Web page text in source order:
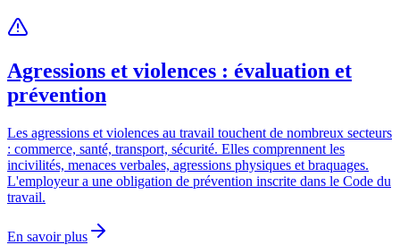
Agressions et violences : évaluation et
prévention
Les agressions et violences au travail touchent de nombreux secteurs
: commerce, santé, transport, sécurité. Elles comprennent les
incivilités, menaces verbales, agressions physiques et braquages.
L'employeur a une obligation de prévention inscrite dans le Code du
travail.
En savoir plus